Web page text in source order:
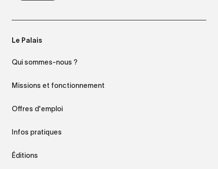
Le Palais
Qui sommes-nous ?
Missions et fonctionnement
Offres d'emploi
Infos pratiques
Éditions